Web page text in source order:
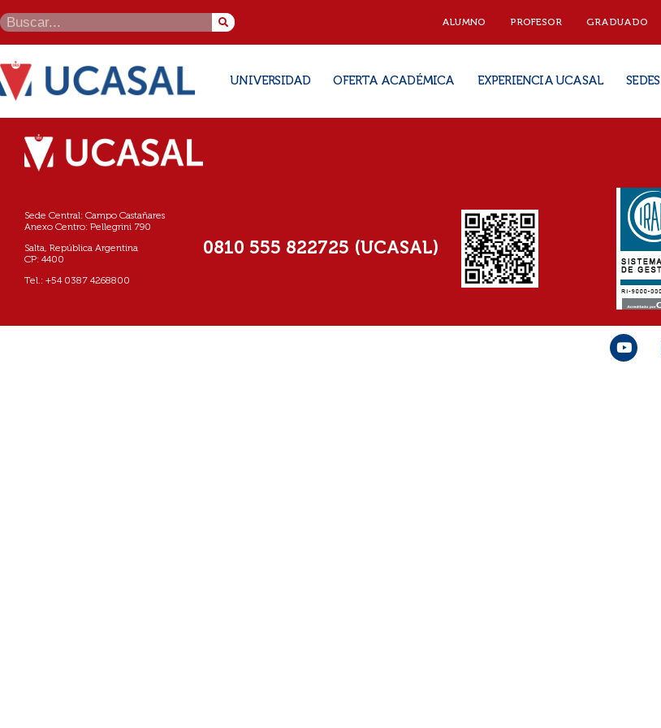
ALUMNO PROFESOR GRADUADO
UNIVERSIDAD OFERTA ACADÉMICA EXPERIENCIA UCASAL SEDES
Sede Central: Campo Castañares
Anexo Centro: Pellegrini 790
Salta, República Argentina
CP: 4400
Tel.: +54 0387 4268800
0810 555 822725 (UCASAL)